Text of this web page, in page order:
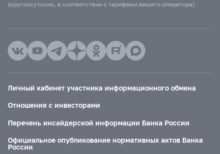
(круглосуточно, в соответствии с тарифами вашего оператора)
Личный кабинет участника информационного обмена
Отношения с инвесторами
Перечень инсайдерской информации Банка России
Официальное опубликование нормативных актов Банка
России